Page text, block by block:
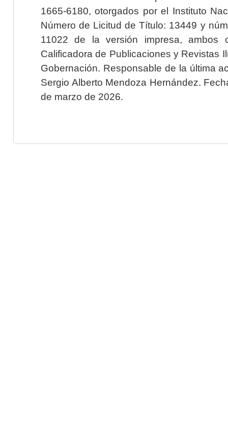
1665-6180, otorgados por el Instituto
Número de Licitud de Título: 13449 y
11022 de la versión impresa, ambos
Calificadora de Publicaciones y Revistas
Gobernación. Responsable de la última
Sergio Alberto Mendoza Hernández.
de marzo de 2026.